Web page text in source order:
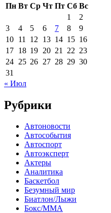
Пн Вт Ср Чт Пт Сб Вс
1
2
3
4 5 6 7 8
9
10 11 12 13 14 15 16
17 18 19 20 21 22 23
24 25 26 27 28 29 30
31
« Июл
Рубрики
Автоновости
Автособытия
Автоспорт
Автоэксперт
Актеры
Аналитика
Баскетбол
Безумный мир
Биатлон/Лыжи
Бокс/MMA